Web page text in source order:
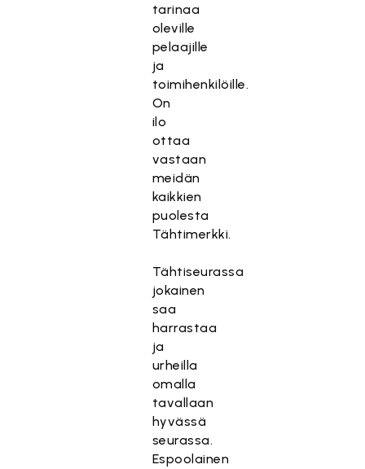
tarinaa
oleville
pelaajille
ja
toimihenkilöille.
On
ilo
ottaa
vastaan
meidän
kaikkien
puolesta
Tähtimerkki.
Tähtiseurassa
jokainen
saa
harrastaa
ja
urheilla
omalla
tavallaan
hyvässä
seurassa.
Espoolainen